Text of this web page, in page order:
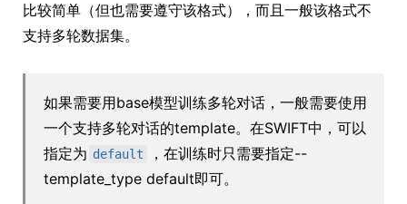
比较简单（但也需要遵守该格式），而且一般该格式不
支持多轮数据集。
如果需要用base模型训练多轮对话，一般需要使用
一个支持多轮对话的template。在SWIFT中，可以
指定为 default
，在训练时只需要指定--
template_type default即可。